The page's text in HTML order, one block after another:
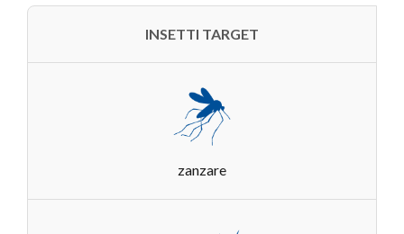
INSETTI TARGET
zanzare